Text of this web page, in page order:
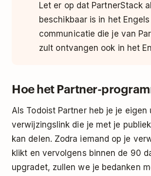
Let er op dat PartnerStack
beschikbaar is in het
communicatie die je van
zult ontvangen ook in het
Hoe het Partner-
Als Todoist Partner heb je je eigen
verwijzingslink die je met je
kan delen. Zodra iemand op je
klikt en vervolgens binnen de 90
upgradet, zullen we je bedanken